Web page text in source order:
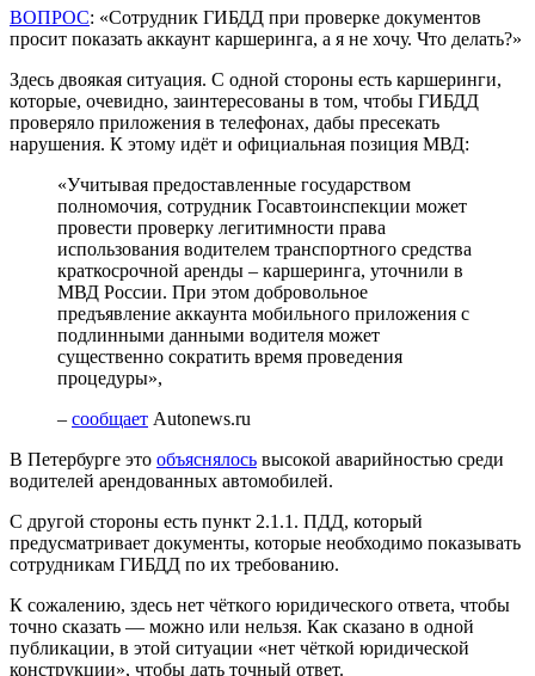
ВОПРОС: «Сотрудник ГИБДД при проверке документов
просит показать аккаунт каршеринга, а я не хочу. Что делать?»
Здесь двоякая ситуация. С одной стороны есть каршеринги,
которые, очевидно, заинтересованы в том, чтобы ГИБДД
проверяло приложения в телефонах, дабы пресекать
нарушения. К этому идёт и официальная позиция МВД:
«Учитывая предоставленные государством
полномочия, сотрудник Госавтоинспекции может
провести проверку легитимности права
использования водителем транспортного средства
краткосрочной аренды – каршеринга, уточнили в
МВД России. При этом добровольное
предъявление аккаунта мобильного приложения с
подлинными данными водителя может
существенно сократить время проведения
процедуры»,
– сообщает Autonews.ru
В Петербурге это объяснялось высокой аварийностью среди
водителей арендованных автомобилей.
С другой стороны есть пункт 2.1.1. ПДД, который
предусматривает документы, которые необходимо показывать
сотрудникам ГИБДД по их требованию.
К сожалению, здесь нет чёткого юридического ответа, чтобы
точно сказать — можно или нельзя. Как сказано в одной
публикации, в этой ситуации «нет чёткой юридической
конструкции», чтобы дать точный ответ.